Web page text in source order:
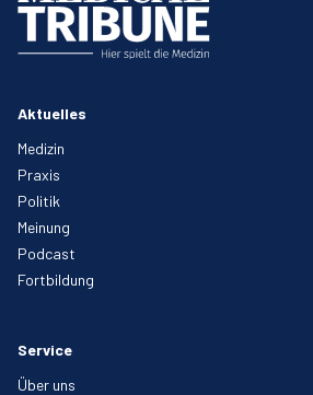
Aktuelles
Medizin
Praxis
Politik
Meinung
Podcast
Fortbildung
Service
Über uns